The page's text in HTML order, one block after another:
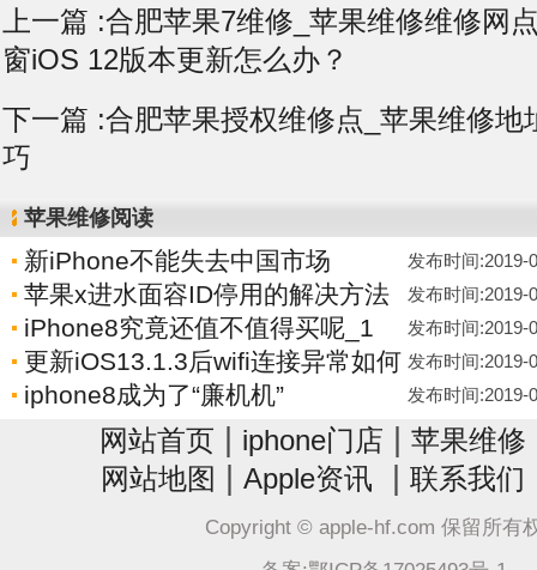
上一篇 :合肥苹果7维修_苹果维修维修网
窗iOS 12版本更新怎么办？
下一篇 :合肥苹果授权维修点_苹果维修地
巧
苹果维修阅读
新iPhone不能失去中国市场 发布时间:2019-
苹果x进水面容ID停用的解决方法 发布时间:2019-
iPhone8究竟还值不值得买呢_1 发布时间:2019-
更新iOS13.1.3后wifi连接异常如何 发布时间:2019-
iphone8成为了“廉机机” 发布时间:2019-
网站首页 iphone门店 苹果维修
网站地图 Apple资讯 联系我们
Copyright © apple-hf.com 保留所有